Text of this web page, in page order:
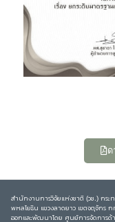
ด
สำนักงานการวิจัยแห่งชาติ (วช.) กร
พหลโยธิน แขวงลาดยาว เขตจตุจัก
ออกและพัฒนาโดย ศูนย์การจัดการด้